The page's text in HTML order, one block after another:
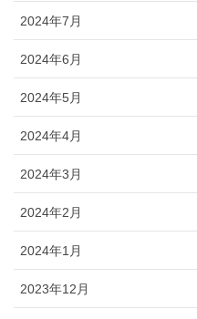
2024年7月
2024年6月
2024年5月
2024年4月
2024年3月
2024年2月
2024年1月
2023年12月